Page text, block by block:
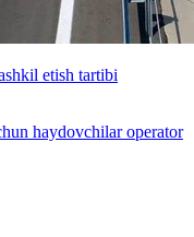
etish tartibi
haydovchilar operator